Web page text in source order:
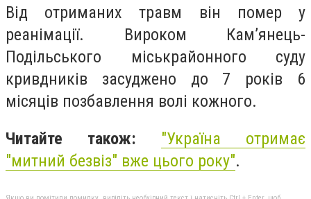
Від отриманих травм він помер у
реанімації. Вироком Кам’янець-
Подільського міськрайонного суду
кривдників засуджено до 7 років 6
місяців позбавлення волі кожного.
Читайте також: "Україна отримає
"митний безвіз" вже цього року".